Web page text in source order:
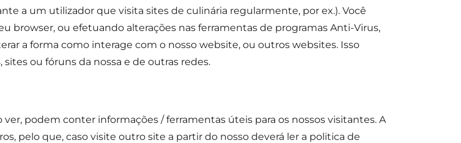
a um utilizador que visita sites de culinária regularmente, por ex.). Você
browser, ou efetuando alterações nas ferramentas de programas Anti-Virus,
a forma como interage com o nosso website, ou outros websites. Isso
ou fóruns da nossa e de outras redes.
podem conter informações / ferramentas úteis para os nossos visitantes. A
pelo que, caso visite outro site a partir do nosso deverá ler a politica de